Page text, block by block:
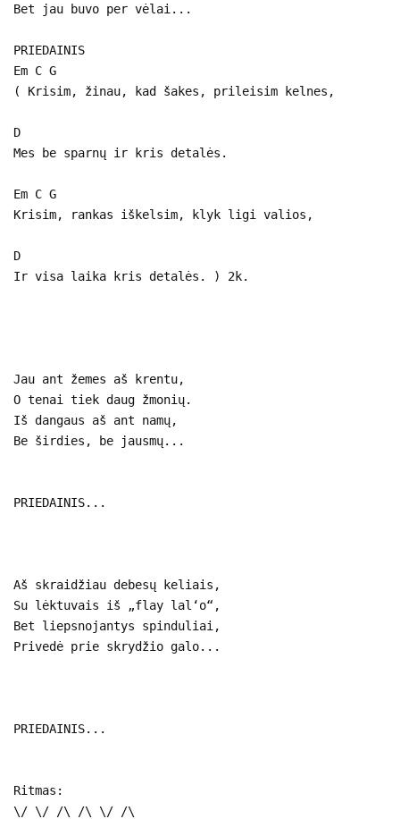
Bet jau buvo per vėlai...
PRIEDAINIS
Em C G
( Krisim, žinau, kad šakes, prileisim kelnes,
D
Mes be sparnų ir kris detalės.
Em C G
Krisim, rankas iškelsim, klyk ligi valios,
D
Ir visa laika kris detalės. ) 2k.
Jau ant žemes aš krentu,
O tenai tiek daug žmonių.
Iš dangaus aš ant namų,
Be širdies, be jausmų...
PRIEDAINIS...
Aš skraidžiau debesų keliais,
Su lėktuvais iš „flay lal‘o“,
Bet liepsnojantys spinduliai,
Privedė prie skrydžio galo...
PRIEDAINIS...
Ritmas:
\/ \/ /\ /\ \/ /\